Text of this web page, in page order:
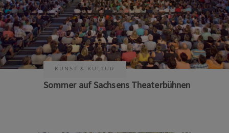
KUNST & KULTUR
Sommer auf Sachsens Theaterbühnen